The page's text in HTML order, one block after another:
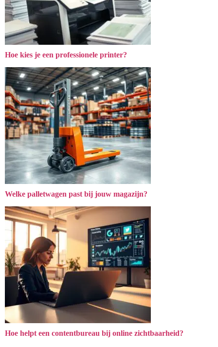
Hoe kies je een professionele printer?
Welke palletwagen past bij jouw magazijn?
Hoe helpt een contentbureau bij online zichtbaarheid?